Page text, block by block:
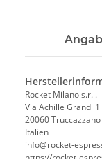
Rocket Milano s.r.l.
Via Achille Grandi 1
20060
Italien
info@rocket-